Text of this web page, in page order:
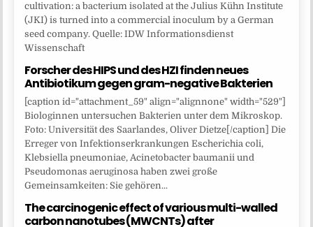
cultivation: a bacterium isolated at the Julius Kühn Institute
(JKI) is turned into a commercial inoculum by a German
seed company. Quelle: IDW Informationsdienst
Wissenschaft
Forscher des HIPS und des HZI finden neues
Antibiotikum gegen gram-negative Bakterien
[caption id="attachment_59" align="alignnone" width="529"]
Biologinnen untersuchen Bakterien unter dem Mikroskop.
Foto: Universität des Saarlandes, Oliver Dietze[/caption] Die
Erreger von Infektionserkrankungen Escherichia coli,
Klebsiella pneumoniae, Acinetobacter baumanii und
Pseudomonas aeruginosa haben zwei große
Gemeinsamkeiten: Sie gehören...
The carcinogenic effect of various multi-walled
carbon nanotubes (MWCNTs) after